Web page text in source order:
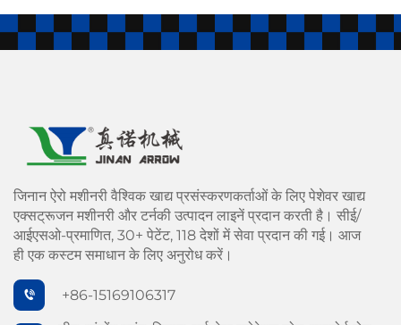
जिनान ऐरो मशीनरी वैश्विक खाद्य प्रसंस्करणकर्ताओं के लिए पेशेवर खाद्य
एक्सट्रूजन मशीनरी और टर्नकी उत्पादन लाइनें प्रदान करती है। सीई/
आईएसओ-प्रमाणित, 30+ पेटेंट, 118 देशों में सेवा प्रदान की गई। आज
ही एक कस्टम समाधान के लिए अनुरोध करें।
+86-15169106317